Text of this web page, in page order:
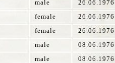
male 26.06.1976
female 26.06.1976
female 26.06.1976
male 08.06.1976
male 08.06.1976